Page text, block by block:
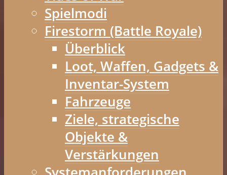
Spielmodi
Firestorm (Battle Royale)
Überblick
Loot, Waffen, Gadgets &
Inventar-System
Fahrzeuge
Ziele, strategische
Objekte &
Verstärkungen